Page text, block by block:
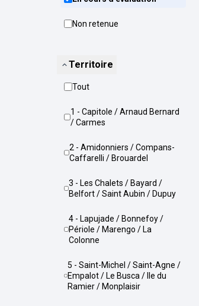
Non retenue
Territoire
Tout
1 - Capitole / Arnaud Bernard
/ Carmes
2 - Amidonniers / Compans-
Caffarelli / Brouardel
3 - Les Chalets / Bayard /
Belfort / Saint Aubin / Dupuy
4 - Lapujade / Bonnefoy /
Périole / Marengo / La
Colonne
5 - Saint-Michel / Saint-Agne /
Empalot / Le Busca / Ile du
Ramier / Monplaisir